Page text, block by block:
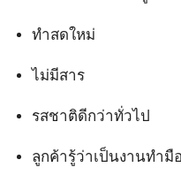
ทำสดใหม่
ไม่มีสาร
รสชาติดีกว่าทั่วไป
ลูกค้ารู้ว่าเป็นงานทำมือ